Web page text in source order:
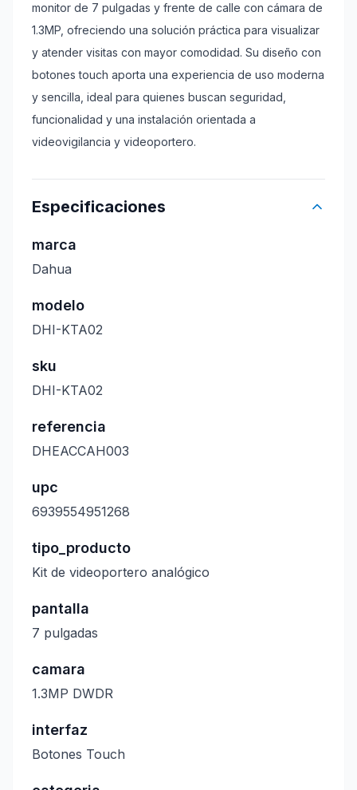
monitor de 7 pulgadas y frente de calle con cámara de
1.3MP, ofreciendo una solución práctica para visualizar
y atender visitas con mayor comodidad. Su diseño con
botones touch aporta una experiencia de uso moderna
y sencilla, ideal para quienes buscan seguridad,
funcionalidad y una instalación orientada a
videovigilancia y videoportero.
Especificaciones
marca
Dahua
modelo
DHI-KTA02
sku
DHI-KTA02
referencia
DHEACCAH003
upc
6939554951268
tipo_producto
Kit de videoportero analógico
pantalla
7 pulgadas
camara
1.3MP DWDR
interfaz
Botones Touch